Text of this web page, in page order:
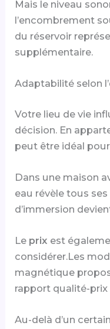
Mais le niveau
l’encombrement
du réservoir
supplémentaire.
Adaptabilité selon
Votre lieu de vie
décision. En
peut être idéal
Dans une maison
eau révèle tous ses
d’immersion
Le prix est
considérer.Les
magnétique
rapport qualité-
Au-delà d’un